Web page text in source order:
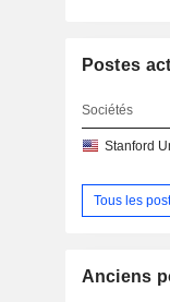
Postes
Sociétés
Stanford
Tous les
Anciens